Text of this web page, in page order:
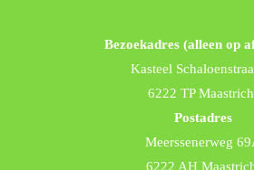
Bezoekadres (alleen op
Kasteel
6222 TP
Postadres
Meerssenerweg
6222 AH